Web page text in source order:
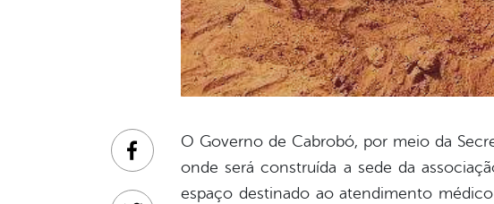
O Governo de Cabrobó, por meio da
onde será construída a sede da
espaço destinado ao atendimento
Facebook